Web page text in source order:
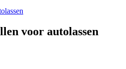
voor autolassen